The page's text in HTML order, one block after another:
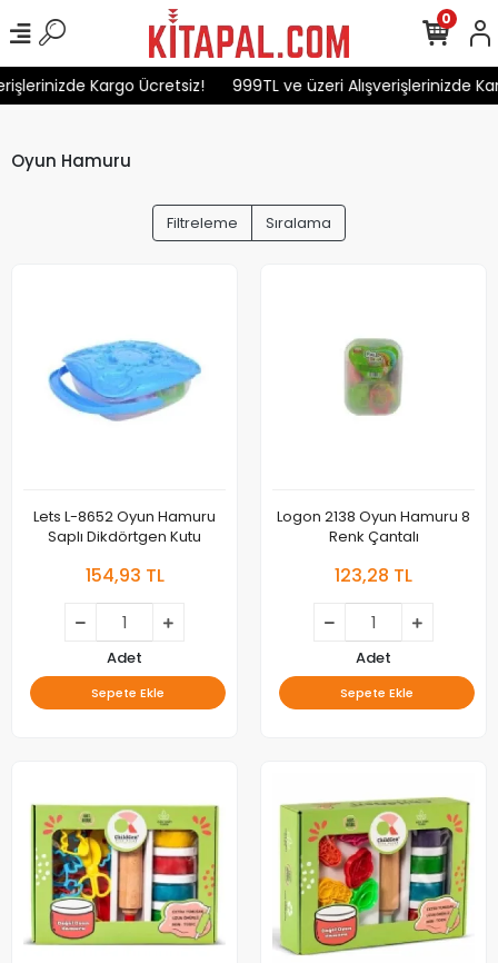
Kargo Ücretsiz! 999TL ve üzeri Alışverişlerinizde
0
Oyun Hamuru
Filtreleme Sıralama
Lets L-8652 Oyun Hamuru
Saplı Dikdörtgen Kutu
154,93 TL
Adet
Sepete Ekle
Logon 2138 Oyun Hamuru 8
Renk Çantalı
123,28 TL
Adet
Sepete Ekle